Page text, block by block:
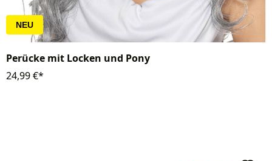
NEU
Perücke mit Locken und Pony
24,99 €*